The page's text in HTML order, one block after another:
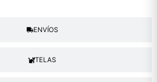
ENVÍOS
TELAS